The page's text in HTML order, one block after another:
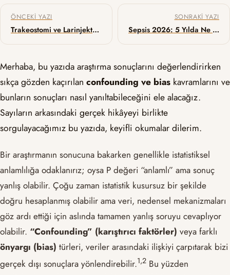
Yazı gezinmesi
ÖNCEKI YAZI
Trakeostomi ve Larinjektomi Acilleri
SONRAKI YAZI
Sepsis 2026: 5 Yılda Ne Değişti, Ne Değişmedi?
Merhaba, bu yazıda araştırma sonuçlarını değerlendirirken
sıkça gözden kaçırılan confounding ve bias kavramlarını ve
bunların sonuçları nasıl yanıltabileceğini ele alacağız.
Sayıların arkasındaki gerçek hikâyeyi birlikte
sorgulayacağımız bu yazıda, keyifli okumalar dilerim.
Bir araştırmanın sonucuna bakarken genellikle istatistiksel
anlamlılığa odaklanırız; oysa P değeri “anlamlı” ama sonuç
yanlış olabilir. Çoğu zaman istatistik kusursuz bir şekilde
doğru hesaplanmış olabilir ama veri, nedensel mekanizmaları
göz ardı ettiği için aslında tamamen yanlış soruyu cevaplıyor
olabilir. “Confounding” (karıştırıcı faktörler) veya farklı
önyargı (bias) türleri, veriler arasındaki ilişkiyi çarpıtarak bizi
gerçek dışı sonuçlara yönlendirebilir.​1,2​ Bu yüzden